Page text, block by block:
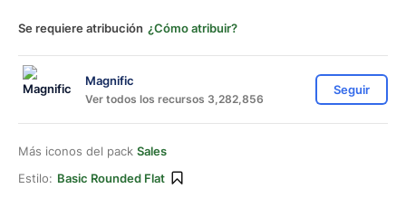
Se requiere atribución ¿Cómo atribuir?
Magnific
Ver todos los recursos 3,282,856
Seguir
Más iconos del pack Sales
Estilo: Basic Rounded Flat